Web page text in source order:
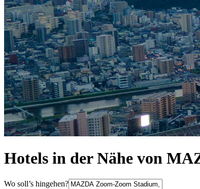
Hotels in der Nähe von
Wo soll’s hingehen?